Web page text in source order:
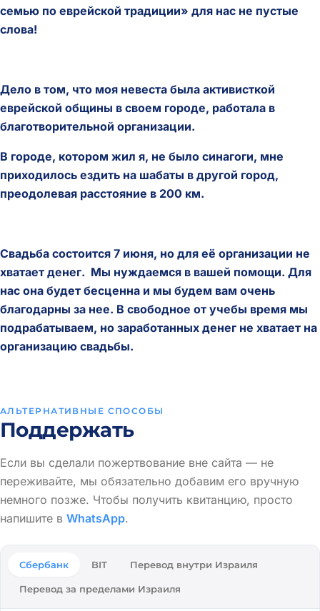
семью по еврейской традиции» для нас не пустые
слова!
Дело в том, что моя невеста была активисткой
еврейской общины в своем городе, работала в
благотворительной организации.
В городе, котором жил я, не было синагоги, мне
приходилось ездить на шабаты в другой город,
преодолевая расстояние в 200 км.
Свадьба состоится 7 июня, но для её организации не
хватает денег. Мы нуждаемся в вашей помощи. Для
нас она будет бесценна и мы будем вам очень
благодарны за нее. В свободное от учебы время мы
подрабатываем, но заработанных денег не хватает на
организацию свадьбы.
АЛЬТЕРНАТИВНЫЕ СПОСОБЫ
Поддержать
Если вы сделали пожертвование вне сайта — не
переживайте, мы обязательно добавим его вручную
немного позже. Чтобы получить квитанцию, просто
напишите в WhatsApp.
Сбербанк BIT Перевод внутри Израиля
Перевод за пределами Израиля